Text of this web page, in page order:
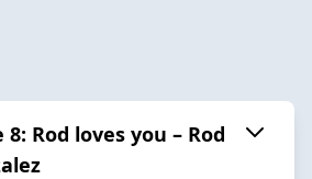
8: Rod loves you – Rod